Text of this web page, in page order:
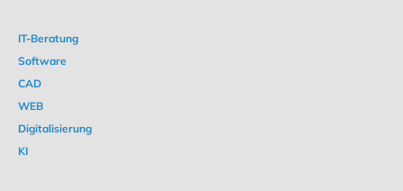
IT-Beratung
Software
CAD
WEB
Digitalisierung
KI